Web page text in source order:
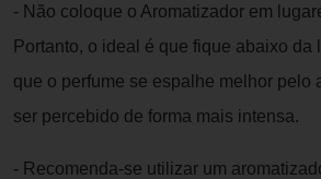
- Não coloque o Aromatizador em
Portanto, o ideal é que fique abaixo da
que o perfume se espalhe melhor pelo
ser percebido de forma mais intensa.
- Recomenda-se utilizar um